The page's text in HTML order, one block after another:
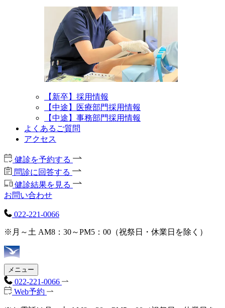
【新卒】採用情報
【中途】医療部門採用情報
【中途】事務部門採用情報
よくあるご質問
アクセス
健診を予約する
問診に回答する
健診結果を見る
お問い合わせ
022-221-0066
※月～土 AM8：30～PM5：00（祝祭日・休業日を除く）
メニュー
022-221-0066
Web予約